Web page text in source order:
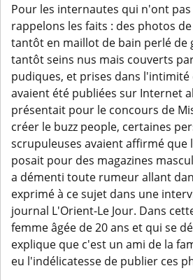
Pour les internautes qui n'ont
rappelons les faits : des photos
tantôt en maillot de bain perlé de
tantôt seins nus mais couverts
pudiques, et prises dans l'intimité
avaient été publiées sur Internet
présentait pour le concours de
créer le buzz people, certaines
scrupuleuses avaient affirmé que
posait pour des magazines
a démenti toute rumeur allant
exprimé à ce sujet dans une
journal L'Orient-Le Jour. Dans
femme âgée de 20 ans et qui se
explique que c'est un ami de la
eu l'indélicatesse de publier ces